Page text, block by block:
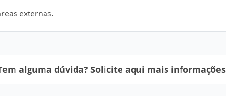
externas.
alguma dúvida? Solicite aqui mais informações